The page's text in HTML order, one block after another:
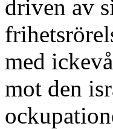
driven av
med
mot den